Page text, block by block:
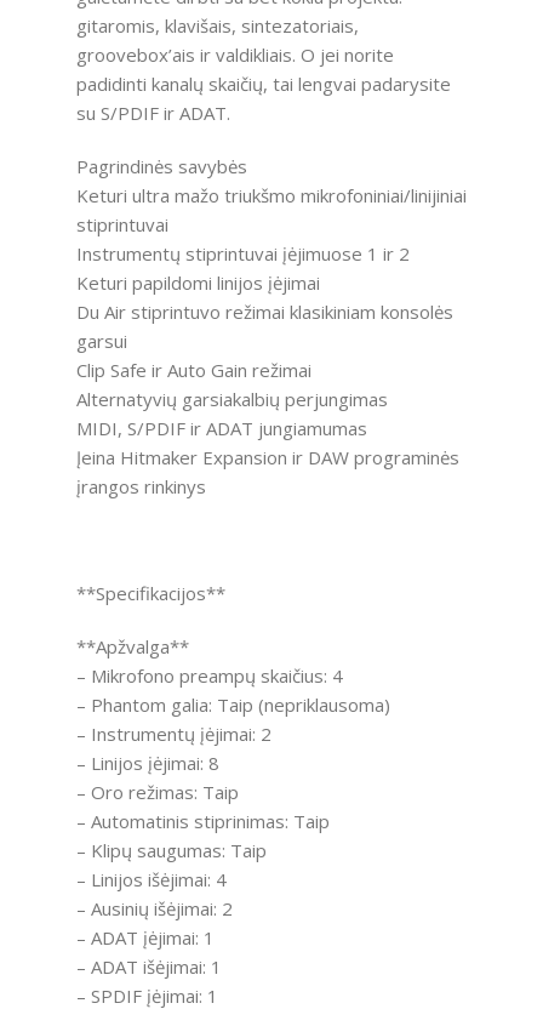
gitaromis, klavišais, sintezatoriais,
groovebox’ais ir valdikliais. O jei norite
padidinti kanalų skaičių, tai lengvai padarysite
su S/PDIF ir ADAT.
Pagrindinės savybės
Keturi ultra mažo triukšmo mikrofoniniai/linijiniai
stiprintuvai
Instrumentų stiprintuvai įėjimuose 1 ir 2
Keturi papildomi linijos įėjimai
Du Air stiprintuvo režimai klasikiniam konsolės
garsui
Clip Safe ir Auto Gain režimai
Alternatyvių garsiakalbių perjungimas
MIDI, S/PDIF ir ADAT jungiamumas
Įeina Hitmaker Expansion ir DAW programinės
įrangos rinkinys
**Specifikacijos**
**Apžvalga**
– Mikrofono preampų skaičius: 4
– Phantom galia: Taip (nepriklausoma)
– Instrumentų įėjimai: 2
– Linijos įėjimai: 8
– Oro režimas: Taip
– Automatinis stiprinimas: Taip
– Klipų saugumas: Taip
– Linijos išėjimai: 4
– Ausinių išėjimai: 2
– ADAT įėjimai: 1
– ADAT išėjimai: 1
– SPDIF įėjimai: 1